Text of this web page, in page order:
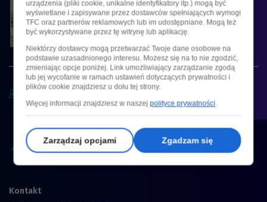
DRAMAT, KOMEDIA | 15+ LAT
Godziny seansów
Tu honorujemy kartę dużej rodziny
Kontakt
urządzenia (pliki cookie, unikalne identyfikatory itp.) mogą być
wyświetlane i zapisywane przez dostawców spełniających wymogi
TFC oraz partnerów reklamowych lub im udostępniane. Mogą też
być wykorzystywane przez tę witrynę lub aplikację.
Niektórzy dostawcy mogą przetwarzać Twoje dane osobowe na
podstawie uzasadnionego interesu. Możesz się na to nie zgodzić,
zmieniając opcje poniżej. Link umożliwiający zarządzanie zgodą
lub jej wycofanie w ramach ustawień dotyczących prywatności i
plików cookie znajdziesz u dołu tej strony.
Więcej informacji znajdziesz w naszejpolityce prywatności.
Zarządzaj opcjami Zgadzam się